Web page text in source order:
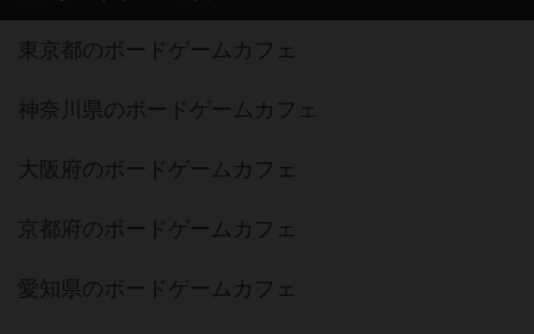
東京都のボードゲームカフェ
神奈川県のボードゲームカフェ
大阪府のボードゲームカフェ
京都府のボードゲームカフェ
愛知県のボードゲームカフェ